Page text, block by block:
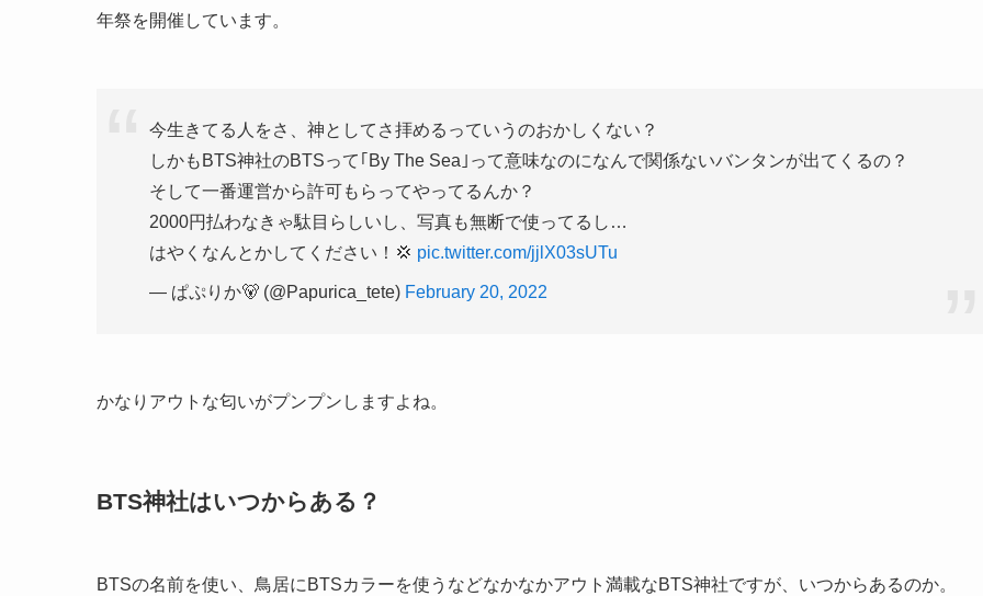
年祭を開催しています。
今生きてる人をさ、神としてさ拝めるっていうのおかしくない？
しかもBTS神社のBTSって｢By The Sea｣って意味なのになんで関係ないバンタンが出てくるの？
そして一番運営から許可もらってやってるんか？
2000円払わなきゃ駄目らしいし、写真も無断で使ってるし…
はやくなんとかしてください！💢 pic.twitter.com/jjlX03sUTu
— ぱぷりか🐻 (@Papurica_tete) February 20, 2022
かなりアウトな匂いがプンプンしますよね。
BTS神社はいつからある？
BTSの名前を使い、鳥居にBTSカラーを使うなどなかなかアウト満載なBTS神社ですが、いつからあるのか。